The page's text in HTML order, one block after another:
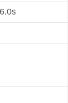
6.0s